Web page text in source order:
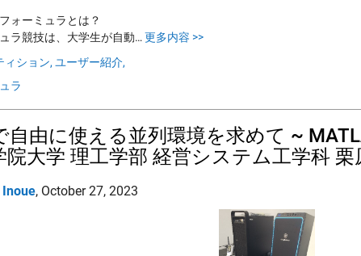
ォーミュラとは？
ラ競技は、大学生が自動… 更多内容 >>
ィション, ユーザー紹介,
ラ
自由に使える並列環境を求めて ~
院大学 理工学部 経営システム工学科 栗
, October 27, 2023